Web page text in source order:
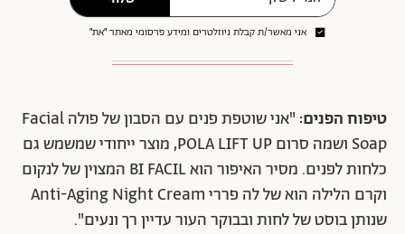
אני מאשר/ת קבלת ניוזלטרים ומידע פרסומי מאתר ״את״
טיפוח הפנים:
"אני שוטפת פנים עם הסבון של פולה Facial
Soap ושמה סרום POLA LIFT UP, מוצר ייחודי שמשמש גם
כלחות לפנים. מסיר האיפור הוא BI FACIL המצוין של לנקום
וקרם הלילה הוא של לה פררי Anti-Aging Night Cream
שנותן בוסט של לחות ובבוקר העור עדיין רך ונעים".